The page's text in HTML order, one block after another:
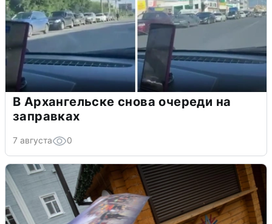
В Архангельске снова очереди на
заправках
7 августа 0